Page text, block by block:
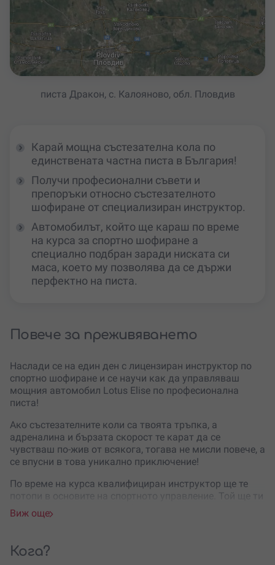
писта Дракон, с. Калояново, обл. Пловдив
Карай мощна състезателна кола по
единствената частна писта в България!
Получи професионални съвети и
препоръки относно състезателното
шофиране от специализиран инструктор.
Aвтомобилът, който ще караш по време
на курса за спортно шофиране а
специално подбран заради ниската си
маса, което му позволява да се държи
перфектно на писта.
Повече за преживяването
Наслади се на един ден с лицензиран инструктор по
спортно шофиране и се научи как да управляваш
мощния автомобил Lotus Elise по професионална
писта!
Ако състезателните коли са твоята тръпка, а
адреналина и бързата скорост те карат да се
чувстваш по-жив от всякога, тогава не мисли повече, а
се впусни в това уникално приключение!
По време на курса квалифициран инструктор ще те
потопи в основите на спортното управление. Той ще ти
покаже всичко, което трябва да знаеш за
безопасността по време на обучението, и правилата за
на подготовка и да получиш възможността да
извършиш различен брой обиколки на пистата с
Виж още
Кога?